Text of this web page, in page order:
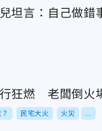
坦言：自己做錯
狂燃 老闆倒火
民宅大火 火災